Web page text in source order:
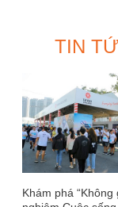
TIN
Khám phá “Không